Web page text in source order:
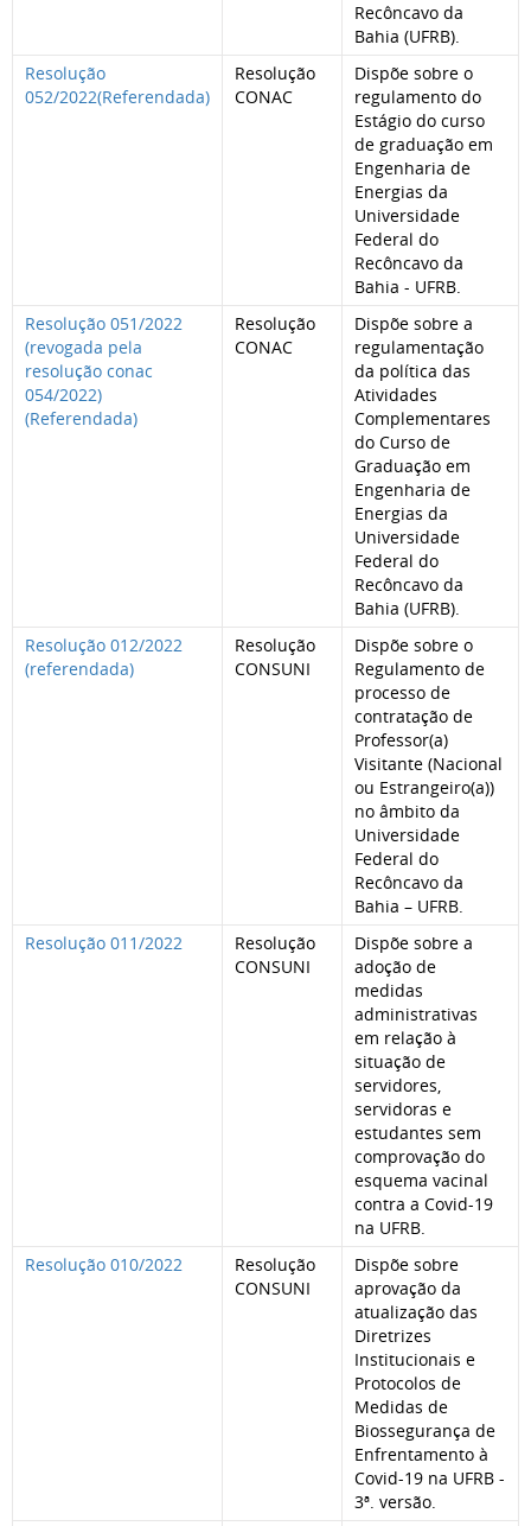
Recôncavo da
Bahia (UFRB).
Resolução
052/2022(Referendada)
Resolução
CONAC
Dispõe sobre o
regulamento do
Estágio do curso
de graduação em
Engenharia de
Energias da
Universidade
Federal do
Recôncavo da
Bahia - UFRB.
Resolução 051/2022
(revogada pela
resolução conac
054/2022)
(Referendada)
Resolução
CONAC
Dispõe sobre a
regulamentação
da política das
Atividades
Complementares
do Curso de
Graduação em
Engenharia de
Energias da
Universidade
Federal do
Recôncavo da
Bahia (UFRB).
Resolução 012/2022
(referendada)
Resolução
CONSUNI
Dispõe sobre o
Regulamento de
processo de
contratação de
Professor(a)
Visitante (Nacional
ou Estrangeiro(a))
no âmbito da
Universidade
Federal do
Recôncavo da
Bahia – UFRB.
Resolução 011/2022
Resolução
CONSUNI
Dispõe sobre a
adoção de
medidas
administrativas
em relação à
situação de
servidores,
servidoras e
estudantes sem
comprovação do
esquema vacinal
contra a Covid-19
na UFRB.
Resolução 010/2022
Resolução
CONSUNI
Dispõe sobre
aprovação da
atualização das
Diretrizes
Institucionais e
Protocolos de
Medidas de
Biossegurança de
Enfrentamento à
Covid-19 na UFRB -
3ª. versão.